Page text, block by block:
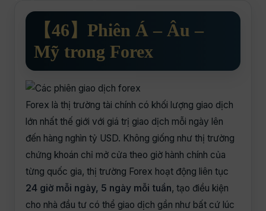
【46】Phiên Á – Âu –
Mỹ trong Forex
Forex là thị trường tài chính có khối lượng giao dịch
lớn nhất thế giới với giá trị giao dịch mỗi ngày lên
đến hàng nghìn tỷ USD. Không giống như thị trường
chứng khoán chỉ mở cửa theo giờ hành chính của
từng quốc gia, thị trường Forex hoạt động liên tục
24 giờ mỗi ngày, 5 ngày mỗi tuần, tạo điều kiện
cho nhà đầu tư có thể giao dịch gần như bất cứ lúc